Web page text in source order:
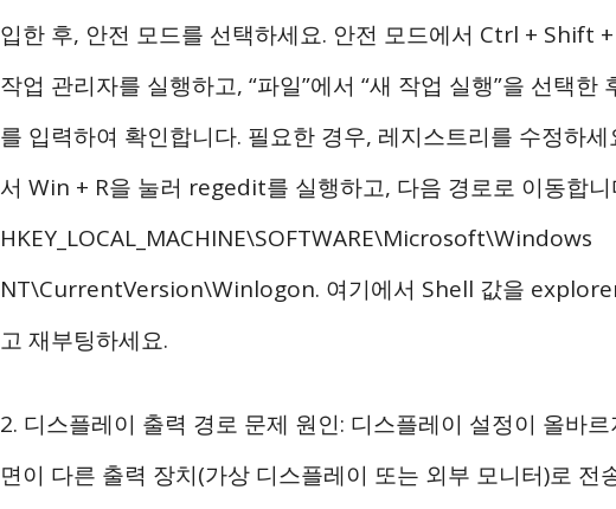
입한 후, 안전 모드를 선택하세요. 안전 모드에서 Ctrl + Shift
작업 관리자를 실행하고, “파일”에서 “새 작업 실행”을 선택
를 입력하여 확인합니다. 필요한 경우, 레지스트리를 수정하세
서 Win + R을 눌러 regedit를 실행하고, 다음 경로로 이동합니
HKEY_LOCAL_MACHINE\SOFTWARE\Microsoft\Windows
NT\CurrentVersion\Winlogon. 여기에서 Shell 값을
고 재부팅하세요.
2. 디스플레이 출력 경로 문제 원인: 디스플레이 설정이 올바
면이 다른 출력 장치(가상 디스플레이 또는 외부 모니터)로 전